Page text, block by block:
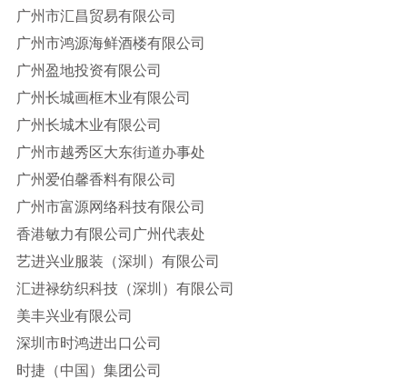
广州市汇昌贸易有限公司
广州市鸿源海鲜酒楼有限公司
广州盈地投资有限公司
广州长城画框木业有限公司
广州长城木业有限公司
广州市越秀区大东街道办事处
广州爱伯馨香料有限公司
广州市富源网络科技有限公司
香港敏力有限公司广州代表处
艺进兴业服装（深圳）有限公司
汇进禄纺织科技（深圳）有限公司
美丰兴业有限公司
深圳市时鸿进出口公司
时捷（中国）集团公司